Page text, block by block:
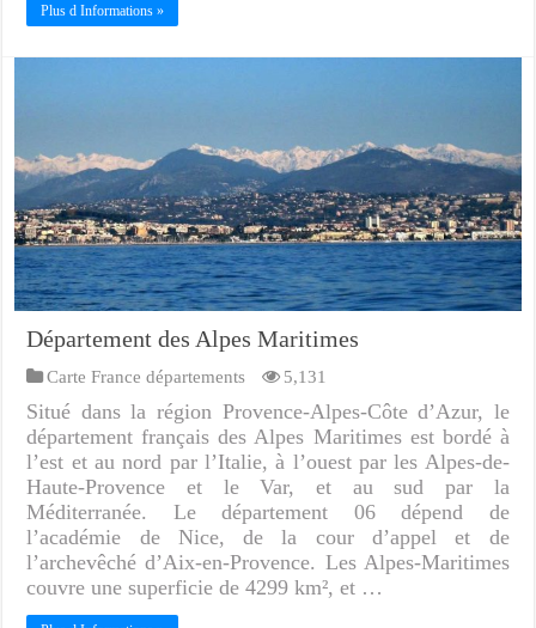
Plus d Informations »
Département des Alpes Maritimes
Carte France départements 5,131
Situé dans la région Provence-Alpes-Côte d’Azur, le
département français des Alpes Maritimes est bordé à
l’est et au nord par l’Italie, à l’ouest par les Alpes-de-
Haute-Provence et le Var, et au sud par la
Méditerranée. Le département 06 dépend de
l’académie de Nice, de la cour d’appel et de
l’archevêché d’Aix-en-Provence. Les Alpes-Maritimes
couvre une superficie de 4299 km², et …